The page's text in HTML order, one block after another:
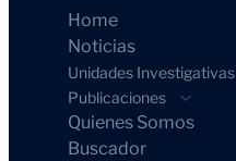
Home
Noticias
Unidades Investigativas
Publicaciones
Quienes Somos
Buscador